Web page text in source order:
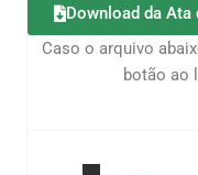
Download da Ata
Caso o arquivo
botão ao